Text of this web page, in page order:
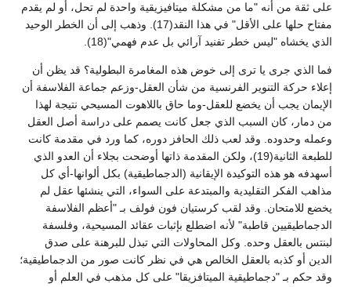
على ثقة من أنه "ما من مشكلة ميتافيزيقية واحدة لم تحل، أو لم يقدم
مفتاح حلها على الأقل" في هذا النقد(17). وذهب إلى أن الخطر الوحيد
الذي يخشاه "ليس خطر تفنيد آرائي بل عدم فهمي"(18).
فما الذي جرى يا ترى إلى خوض هذه المغامرة البطولية؟ قد يظن أن
إعلاء حركة التنوير الفرنسية من شأن العقل-وزعم جماعة الفلاسفة أن
الإيمان يجب أن يخضع للعقل-وما حاق باللاهوت المسيحي نتيجة لهذا
من دمار، كان السبب الذي جعل كانت يصمم على دراسة أصل العقل
وعمله وحدوده. وقد لعب ذلك الحافز دوره، كما ورد في مقدمة كانت
للطبعة الثانية(19)، ولكن المقدمة ذاتها أوضحت بجلاء أن العدو الذي
أسهدفه هو هذه التوكيدة الإيقانية (الدجماطيقية) بكل ألوانها-أي كل
مذاهب الفكر التقليدية والمبتدعة على السواء، التي ينشئها عقل لم
يخضع للامتحان. وقد لقب كرستيان فون فولف بـ "أعظم الفلاسفة
الدجماطيقيين قاطبة" لأنه اضطلع بإثبات عقائد المسيحية، وفلسفة
لبنتس بالعقل وحده. وكل المحاولات التي تبذل للبرهنة على صدق
الدين أو كذبه بالعقل الخالص هي في نظر كانت صور من الدجماطيقية؛
وقد حكم بـ "دجماطيقية الميتافزيقا" على كل مذهب في العلم أو